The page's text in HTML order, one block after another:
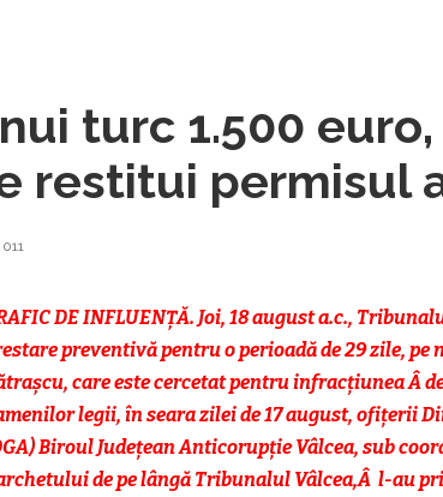
turc 1.500
restitui permisul
DE INFLUENȚĂ. Joi, 18 august a.c.,
preventivă pentru o perioadă de 29 zile, pe
care este cercetat pentru infracțiunea Â
legii, în seara zilei de 17 august, ofițerii
Biroul Județean Anticorupție Vâlcea, sub
de pe lângă Tribunalul Vâlcea,Â l-au